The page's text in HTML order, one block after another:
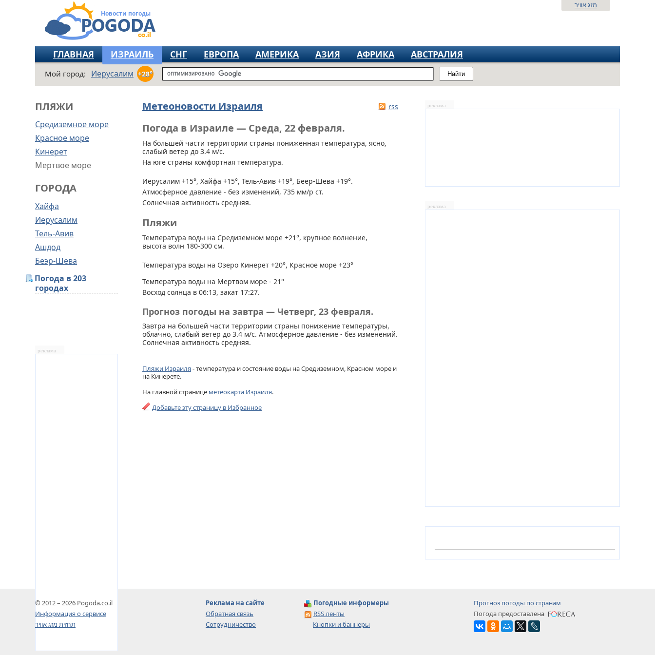
Новости погоды
Найти
מזג אוויר
ГЛАВНАЯ ИЗРАИЛЬ СНГ ЕВРОПА АМЕРИКА АЗИЯ АФРИКА АВСТРАЛИЯ
Мой город: Иерусалим +28°
ПЛЯЖИ
Средиземное море
Красное море
Кинерет
Мертвое море
ГОРОДА
Хайфа
Иерусалим
Тель-Авив
Ашдод
Беэр-Шева
Погода в 203
городах
реклама
Метеоновости Израиля rss
Погода в Израиле — Среда, 22 февраля.
На большей части территории страны пониженная температура, ясно,
слабый ветер до 3.4 м/с.
На юге страны комфортная температура.
Иерусалим +15°, Хайфа +15°, Тель-Авив +19°, Беер-Шева +19°.
Атмосферное давление - без изменений, 735 мм/р ст.
Солнечная активность средняя.
Пляжи
Температура воды на Средиземном море +21°, крупное волнение,
высота волн 180-300 см.
Температура воды на Озеро Кинерет +20°, Красное море +23°
Температура воды на Мертвом море - 21°
Восход солнца в 06:13, закат 17:27.
Прогноз погоды на завтра — Четверг, 23 февраля.
Завтра на большей части территории страны понижение температуры,
облачно, слабый ветер до 3.4 м/с. Атмосферное давление - без изменений.
Солнечная активность средняя.
Пляжи Израиля- температура и состояние воды на Средиземном, Красном море и
на Кинерете.
На главной странице метеокарта Израиля.
Добавьте эту страницу в Избранное
реклама
реклама
© 2012 – 2026 Pogoda.co.il
Информация о сервисе
תחזית מזג אוויר
Реклама на сайте
Обратная связь
Сотрудничество
Погодные информеры
RSS ленты
Кнопки и баннеры
Прогноз погоды по странам
Погода предоставлена